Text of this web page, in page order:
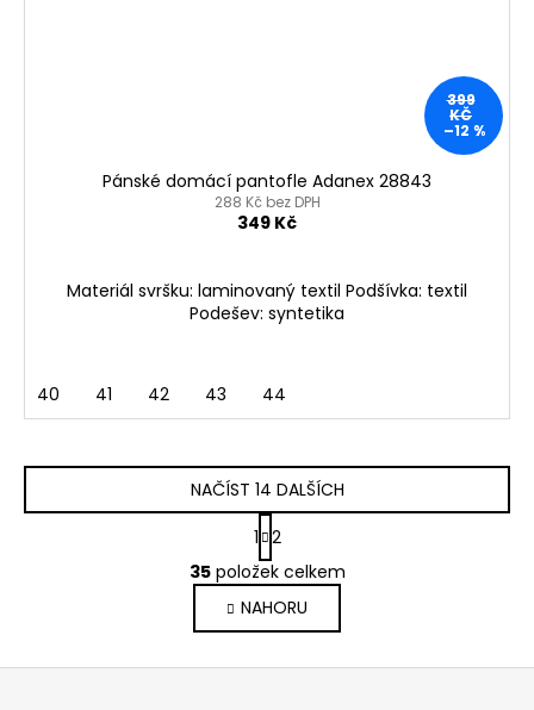
399
KČ
–12 %
Pánské domácí pantofle Adanex 28843
288 Kč bez DPH
349 Kč
Materiál svršku: laminovaný textil Podšívka: textil
Podešev: syntetika
40 41 42 43 44
O
v
l
á
d
NAČÍST 14 DALŠÍCH
S
t
r
á
n
k
o
1 2
35položek celkem
NAHORU